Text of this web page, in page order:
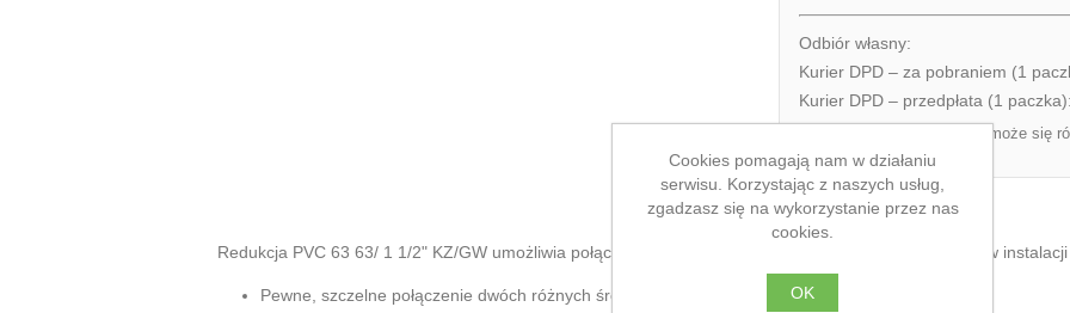
Odbiór własny:
Kurier DPD – za pobraniem (1
Kurier DPD – przedpłata (1
Ostateczny koszt dostawy może się
zamówienia.
Redukcja PVC 63 63/ 1 1/2" KZ/GW umożliwia połączenie elementów rurociągu o różnych średnicach w
Pewne, szczelne połączenie dwóch różnych średnic
Cookies pomagają nam w działaniu
serwisu. Korzystając z naszych usług,
zgadzasz się na wykorzystanie przez nas
cookies.
OK